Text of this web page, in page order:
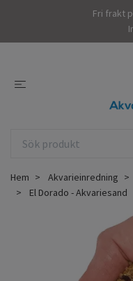
Fri frakt
Hem Akvarieinredning
El Dorado - Akvariesand